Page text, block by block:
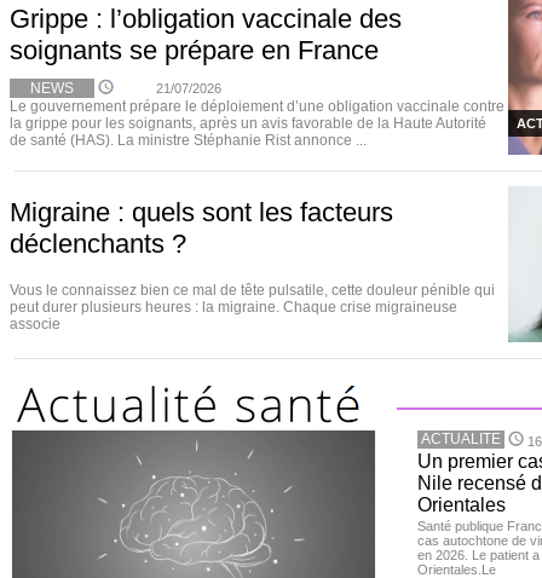
Grippe : l’obligation vaccinale des
soignants se prépare en France
NEWS 21/07/2026
Le gouvernement prépare le déploiement d’une obligation vaccinale contre
la grippe pour les soignants, après un avis favorable de la Haute Autorité
de santé (HAS). La ministre Stéphanie Rist annonce ...
Migraine : quels sont les facteurs
déclenchants ?
Vous le connaissez bien ce mal de tête pulsatile, cette douleur pénible qui
peut durer plusieurs heures : la migraine. Chaque crise migraineuse
associe
ACTUALITE
Un premier
Nile recensé
Orientales
Santé publique
cas autochtone de
en 2026. Le patient
Orientales.Le